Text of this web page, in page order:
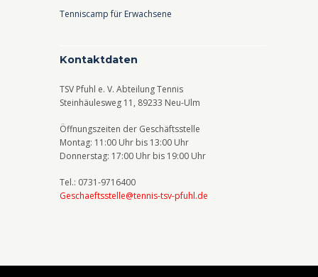
Tenniscamp für Erwachsene
Kontaktdaten
TSV Pfuhl e. V. Abteilung Tennis
Steinhäulesweg 11, 89233 Neu-Ulm
Öffnungszeiten der Geschäftsstelle
Montag: 11:00 Uhr bis 13:00 Uhr
Donnerstag: 17:00 Uhr bis 19:00 Uhr
Tel.: 0731-9716400
Geschaeftsstelle@tennis-tsv-pfuhl.de